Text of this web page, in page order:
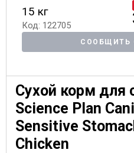
15 кг
Код: 122705
СООБЩИТЬ
Сухой корм для
Science Plan
Sensitive
Chicken